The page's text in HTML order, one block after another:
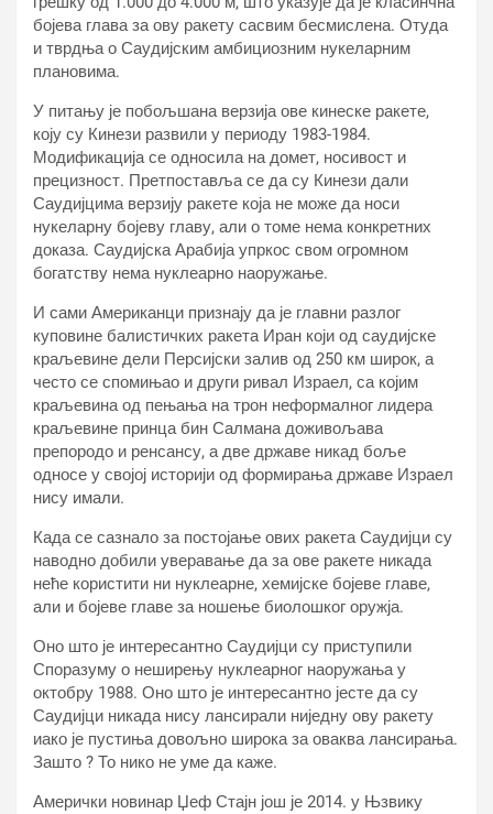
бојева глава за ову ракету сасвим бесмислена. Отуда
и тврдња о Саудијским амбициозним нукеларним
плановима.
У питању је побољшана верзија ове кинеске ракете,
коју су Кинези развили у периоду 1983-1984.
Модификација се односила на домет, носивост и
прецизност. Претпоставља се да су Кинези дали
Саудијцима верзију ракете која не може да носи
нукеларну бојеву главу, али о томе нема конкретних
доказа. Саудијска Арабија упркос свом огромном
богатству нема нуклеарно наоружање.
И сами Американци признају да је главни разлог
куповине балистичких ракета Иран који од саудијске
краљевине дели Персијски залив од 250 км широк, а
често се спомињао и други ривал Израел, са којим
краљевина од пењања на трон неформалног лидера
краљевине принца бин Салмана доживољава
препородо и ренсансу, а две државе никад боље
односе у својој историји од формирања државе Израел
нису имали.
Када се сазнало за постојање ових ракета Саудијци су
наводно добили уверавање да за ове ракете никада
неће користити ни нуклеарне, хемијске бојеве главе,
али и бојеве главе за ношење биолошког оружја.
Оно што је интересантно Саудијци су приступили
Споразуму о неширењу нуклеарног наоружања у
октобру 1988. Оно што је интересантно јесте да су
Саудијци никада нису лансирали ниједну ову ракету
иако је пустиња довољно широка за оваква лансирања.
Зашто ? То нико не уме да каже.
Амерички новинар Џеф Стајн још је 2014. у Њзвику